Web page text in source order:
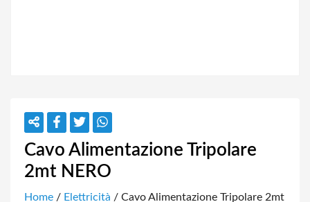
Cavo Alimentazione Tripolare
2mt NERO
Home / Elettricità / Cavo Alimentazione Tripolare 2mt